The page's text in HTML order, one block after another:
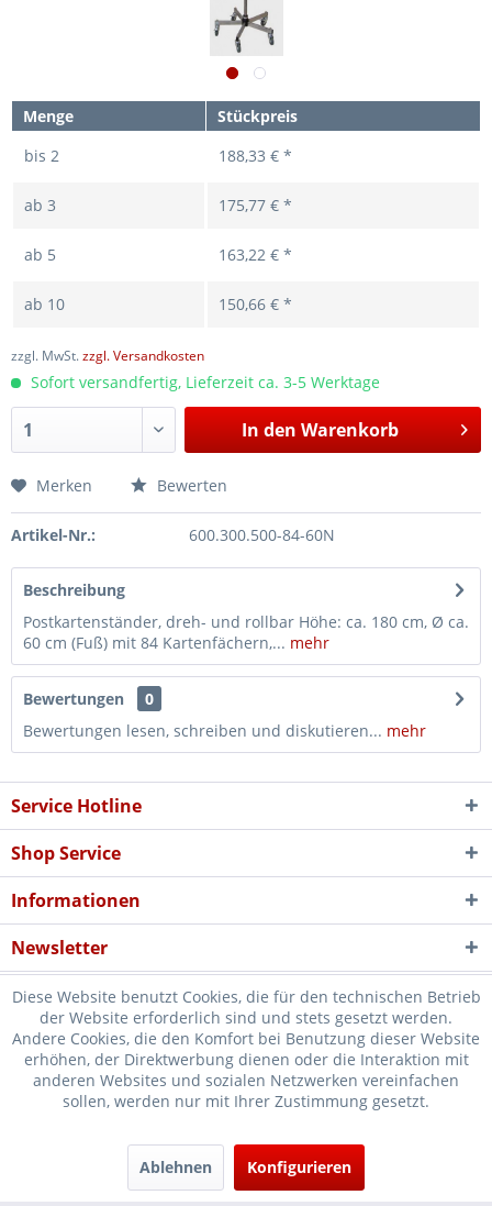
Menge
Stückpreis
bis 2 188,33 € *
ab 3 175,77 € *
ab 5 163,22 € *
ab 10 150,66 € *
zzgl. MwSt.zzgl. Versandkosten
Sofort versandfertig, Lieferzeit ca. 3-5 Werktage
In den Warenkorb
Merken Bewerten
Artikel-Nr.: 600.300.500-84-60N
Beschreibung
Postkartenständer, dreh- und rollbar Höhe: ca. 180 cm, Ø ca.
60 cm (Fuß) mit 84 Kartenfächern,... mehr
Bewertungen
0
Bewertungen lesen, schreiben und diskutieren... mehr
Service Hotline
Shop Service
Informationen
Newsletter
* Verkauf nur an Unternehmer, Gewerbetreibende, Freiberufler und
öffentliche Institutionen, daher verstehen sich alle Preise zzgl.
nicht anders beschrieben
Diese Website benutzt Cookies, die für den technischen Betrieb
der Website erforderlich sind und stets gesetzt werden.
Andere Cookies, die den Komfort bei Benutzung dieser Website
erhöhen, der Direktwerbung dienen oder die Interaktion mit
anderen Websites und sozialen Netzwerken vereinfachen
sollen, werden nur mit Ihrer Zustimmung gesetzt.
Ablehnen Konfigurieren